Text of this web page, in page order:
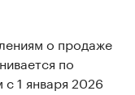
о продаже
по
1 января 2026